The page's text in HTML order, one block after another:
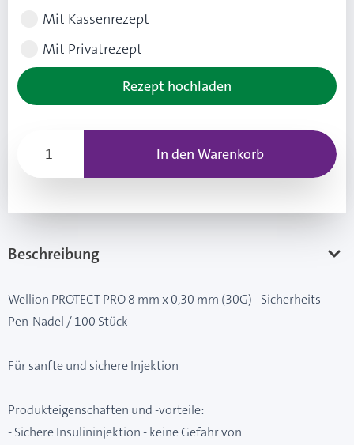
Mit Kassenrezept
Mit Privatrezept
Rezept hochladen
In den Warenkorb
Beschreibung
Wellion PROTECT PRO 8 mm x 0,30 mm (30G) - Sicherheits-
Pen-Nadel / 100 Stück
Für sanfte und sichere Injektion
Produkteigenschaften und -vorteile:
- Sichere Insulininjektion - keine Gefahr von